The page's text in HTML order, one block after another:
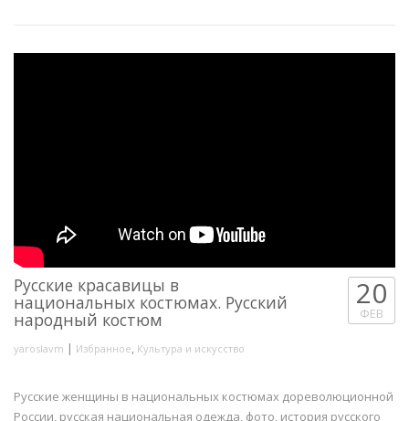
Русские красавицы в
национальных костюмах. Русский
народный костюм
yaroslavm | Избранное, Культура и искусство
20
ФЕВ
Русские женщины в национальных костюмах дореволюционной
России, русская национальная одежда, фото, история русского